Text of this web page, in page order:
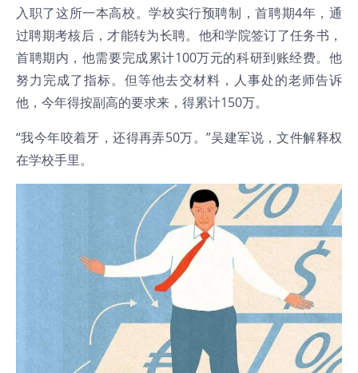
入职了这所一本高校。学校实行预聘制，首聘期4年，通
过聘期考核后，才能转为长聘。他和学院签订了任务书，
首聘期内，他需要完成累计100万元的科研到账经费。他
努力完成了指标。但等他去交材料，人事处的老师告诉
他，今年得按副高的要求来，得累计150万。
“我今年咬着牙，还得再弄50万。”吴建军说，文件解释权
在学校手里。